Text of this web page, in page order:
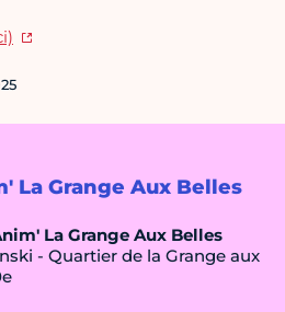
La Grange Aux Belles
La Grange Aux Belles
- Quartier de la Grange aux